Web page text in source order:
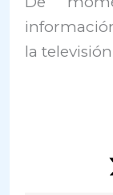
la